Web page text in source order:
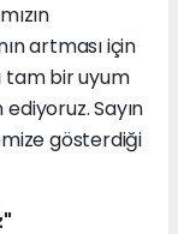
artması için
tam bir uyum
Sayın
gösterdiği